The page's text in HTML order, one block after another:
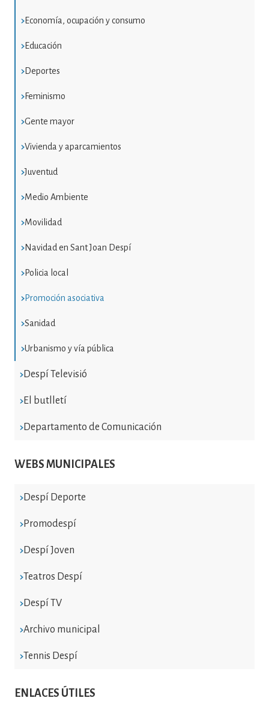
Economía, ocupación y consumo
Educación
Deportes
Feminismo
Gente mayor
Vivienda y aparcamientos
Juventud
Medio Ambiente
Movilidad
Navidad en Sant Joan Despí
Policia local
Promoción asociativa
Sanidad
Urbanismo y vía pública
Despí Televisió
El butlletí
Departamento de Comunicación
WEBS MUNICIPALES
Despí Deporte
Promodespí
Despí Joven
Teatros Despí
Despí TV
Archivo municipal
Tennis Despí
ENLACES ÚTILES